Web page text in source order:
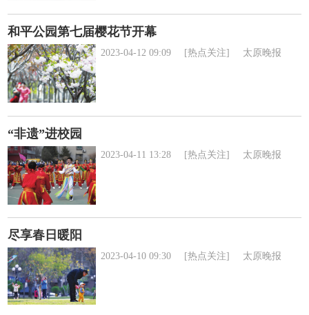
和平公园第七届樱花节开幕
2023-04-12 09:09 [热点关注] 太原晚报
“非遗”进校园
2023-04-11 13:28 [热点关注] 太原晚报
尽享春日暖阳
2023-04-10 09:30 [热点关注] 太原晚报